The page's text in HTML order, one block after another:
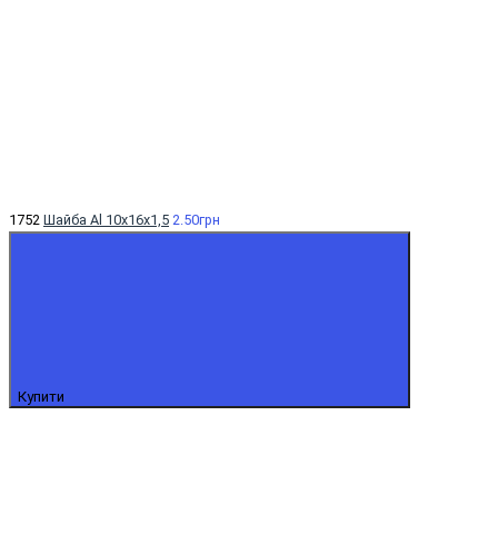
1752 Шайба Al 10x16x1,5 2.50грн
Купити